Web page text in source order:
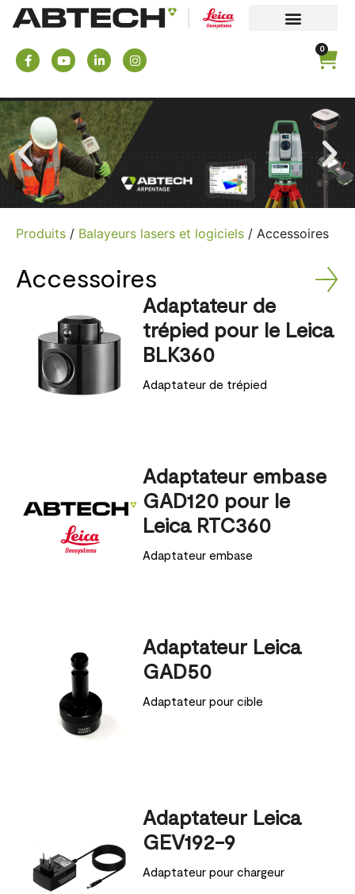
0
Produits / Balayeurs lasers et logiciels / Accessoires
Accessoires
Adaptateur de
trépied pour le Leica
BLK360
Adaptateur de trépied
Adaptateur embase
GAD120 pour le
Leica RTC360
Adaptateur embase
Adaptateur Leica
GAD50
Adaptateur pour cible
Adaptateur Leica
GEV192-9
Adaptateur pour chargeur